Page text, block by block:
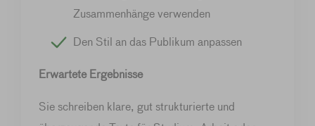
Zusammenhänge verwenden
Den Stil an das Publikum anpassen
Erwartete Ergebnisse
Sie schreiben klare, gut strukturierte und